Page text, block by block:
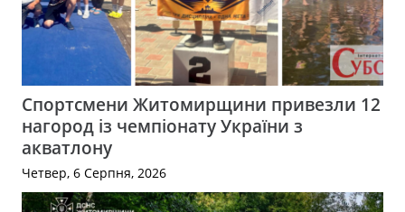
Спортсмени Житомирщини привезли 12
нагород із чемпіонату України з
акватлону
Четвер, 6 Серпня, 2026